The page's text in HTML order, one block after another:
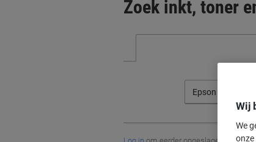
Zoek inkt, toner
Epson
Wij
We
onze